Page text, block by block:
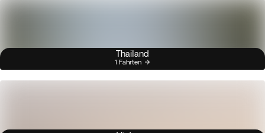
Thailand
1 Fahrten